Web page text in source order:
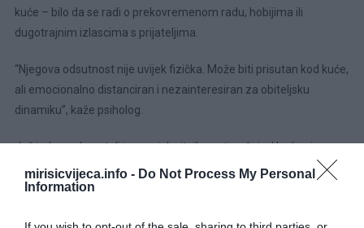
mirisicvijeca.info - Do Not Process My Personal
Information
kuće – bilo da se radi o prekovremenom radu, hobijima ili
dugotrajnim izlascima s prijateljima.
“Njegova odsutnost nije uvijek fizička. Može biti prisutan kod kuće,
ali emocionalno distanciran i nezainteresiran za obiteljsku
dinamiku”, kaže psiholog.
Još jedan pokazatelj je manjak sitnih gesti pažnje. U zdravim
odnosima, te male geste – poput iznenadnog zagrljaja,
komplimenta ili neočekivanog poklona – pokazuju brigu i ljubav.